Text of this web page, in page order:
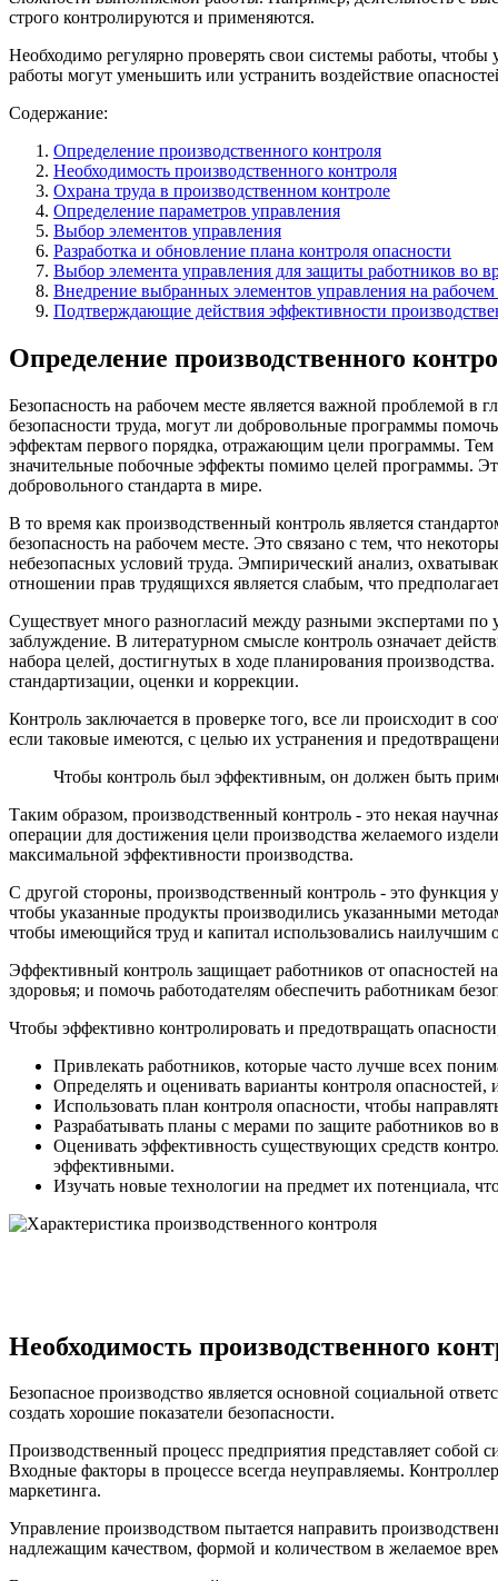
строго контролируются и применяются.
Необходимо регулярно проверять свои системы работы,
работы могут уменьшить или устранить воздействие
Содержание:
Определение производственного контроля
Необходимость производственного контроля
Охрана труда в производственном контроле
Определение параметров управления
Выбор элементов управления
Разработка и обновление плана контроля опасности
Выбор элемента управления для защиты работников во
Внедрение выбранных элементов управления на рабочем
Подтверждающие действия эффективности
Определение производственного
Безопасность на рабочем месте является важной проблемой в
безопасности труда, могут ли добровольные программы
эффектам первого порядка, отражающим цели программы.
значительные побочные эффекты помимо целей программы.
добровольного стандарта в мире.
В то время как производственный контроль является
безопасность на рабочем месте. Это связано с тем, что
небезопасных условий труда. Эмпирический анализ,
отношении прав трудящихся является слабым, что
Существует много разногласий между разными экспертами
заблуждение. В литературном смысле контроль означает
набора целей, достигнутых в ходе планирования
стандартизации, оценки и коррекции.
Контроль заключается в проверке того, все ли происходит в
если таковые имеются, с целью их устранения и
Чтобы контроль был эффективным, он должен быть
Таким образом, производственный контроль - это некая
операции для достижения цели производства желаемого
максимальной эффективности производства.
С другой стороны, производственный контроль - это функция
чтобы указанные продукты производились указанными
чтобы имеющийся труд и капитал использовались наилучшим
Эффективный контроль защищает работников от опасностей
здоровья; и помочь работодателям обеспечить работникам
Чтобы эффективно контролировать и предотвращать
Привлекать работников, которые часто лучше всех
Определять и оценивать варианты контроля
Использовать план контроля опасности, чтобы
Разрабатывать планы с мерами по защите работников
Оценивать эффективность существующих средств
эффективными.
Изучать новые технологии на предмет их потенциала,
Необходимость производственного
Безопасное производство является основной социальной
создать хорошие показатели безопасности.
Производственный процесс предприятия представляет собой
Входные факторы в процессе всегда неуправляемы.
маркетинга.
Управление производством пытается направить
надлежащим качеством, формой и количеством в желаемое